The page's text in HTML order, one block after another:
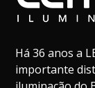
Há 36 anos a
importante